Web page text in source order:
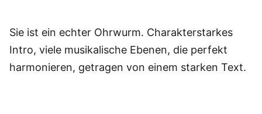
Sie ist ein echter Ohrwurm. Charakterstarkes
Intro, viele musikalische Ebenen, die perfekt
harmonieren, getragen von einem starken Text.